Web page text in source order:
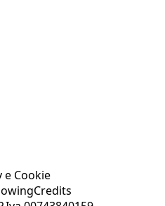
e Cookie
Credits